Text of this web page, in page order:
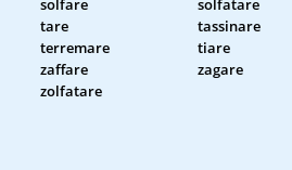
tare
tassinare
terremare
tiare
zaffare
zagare
zolfatare